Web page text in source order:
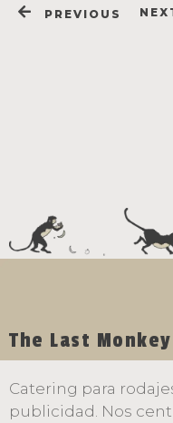
PREVIOUS
The Last Monkey
Catering para
publicidad. Nos